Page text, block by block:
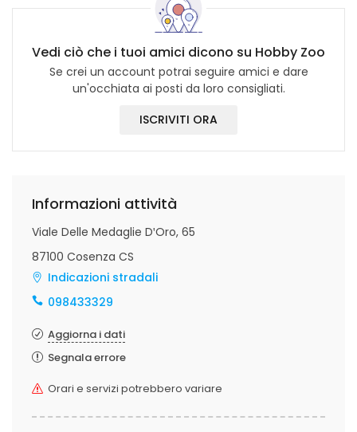
Vedi ciò che i tuoi amici dicono su Hobby Zoo
Se crei un account potrai seguire amici e dare
un'occhiata ai posti da loro consigliati.
ISCRIVITI ORA
Informazioni attività
Viale Delle Medaglie DꞌOro, 65
87100 Cosenza CS
Indicazioni stradali
098433329
Aggiorna i dati
Segnala errore
Orari e servizi potrebbero variare